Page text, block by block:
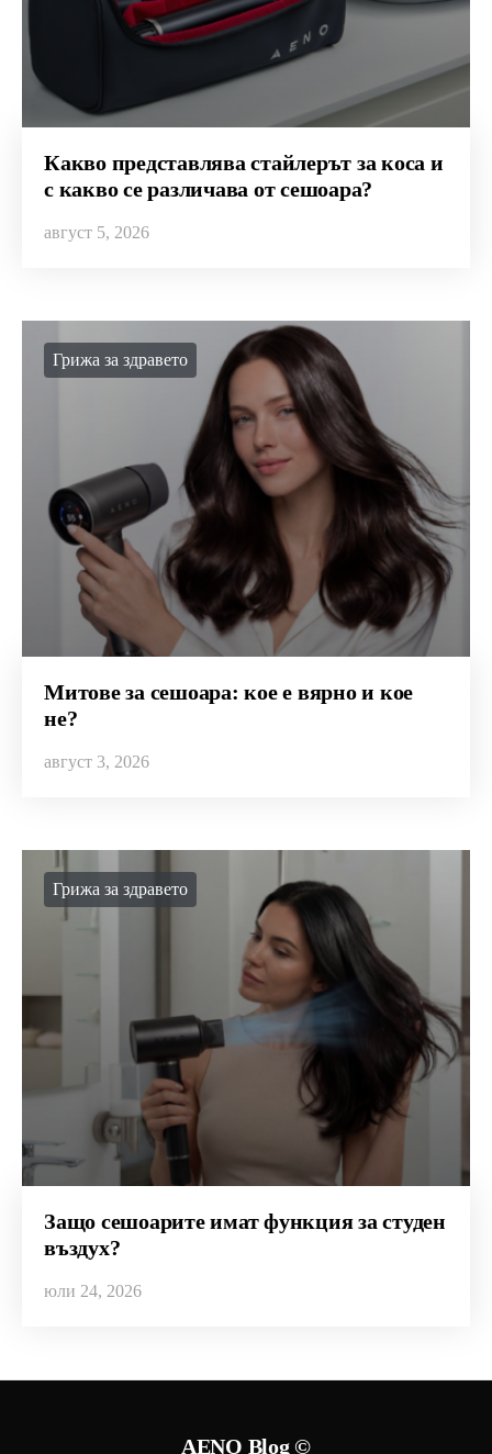
Какво представлява стайлерът за коса и
с какво се различава от сешоара?
август 5, 2026
Грижа за здравето
Митове за сешоара: кое е вярно и кое
не?
август 3, 2026
Грижа за здравето
Защо сешоарите имат функция за студен
въздух?
юли 24, 2026
AENO Blog ©